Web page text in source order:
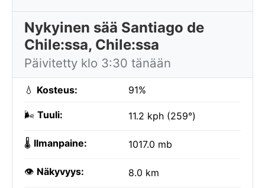
Nykyinen sää Santiago de
Chile:ssa, Chile:ssa
Päivitetty klo 3:30 tänään
💧 Kosteus: 91%
🌬️ Tuuli: 11.2 kph (259°)
🌡️ Ilmanpaine: 1017.0 mb
👁️ Näkyvyys: 8.0 km